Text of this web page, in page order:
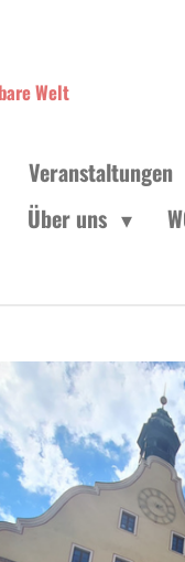
Welt
Veranstaltungen
Über uns